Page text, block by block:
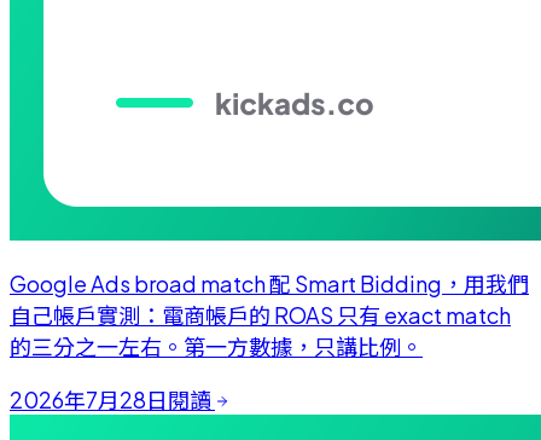
Google Ads broad match 配 Smart Bidding，用我們
自己帳戶實測：電商帳戶的 ROAS 只有 exact match
的三分之一左右。第一方數據，只講比例。
2026年7月28日閱讀